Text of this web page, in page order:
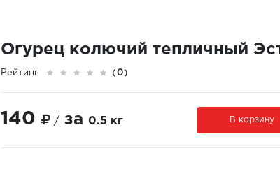
Огурец колючий тепличный
Рейтинг (0)
140 /за 0.5 кг В корзину